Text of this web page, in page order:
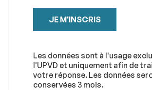
vide.
Les données sont à l'usage
l'UPVD et uniquement afin de
votre réponse. Les données
conservées 3 mois.